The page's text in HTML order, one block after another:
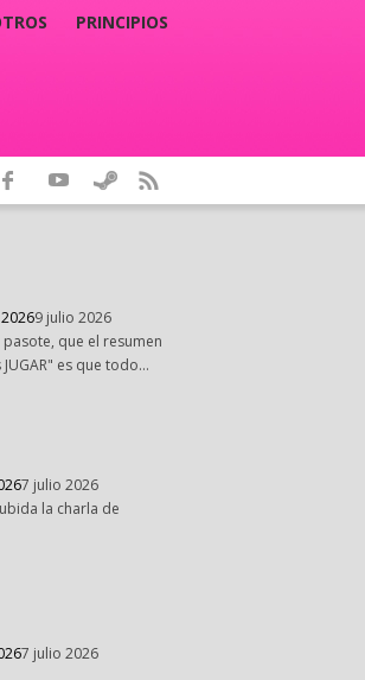
PRINCIPIOS
9 julio 2026
que el resumen
es que todo…
7 julio 2026
la charla de
7 julio 2026